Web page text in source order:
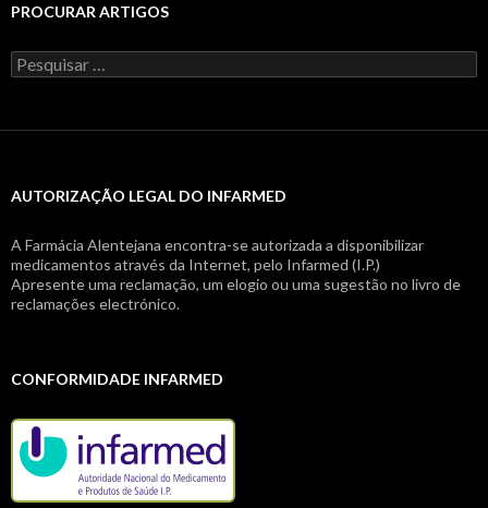
PROCURAR ARTIGOS
Pesquisar
por:
AUTORIZAÇÃO LEGAL DO INFARMED
A Farmácia Alentejana encontra-se autorizada a disponibilizar
medicamentos através da Internet, pelo Infarmed (I.P.)
Apresente uma reclamação, um elogio ou uma sugestão no livro de
reclamações electrónico.
CONFORMIDADE INFARMED